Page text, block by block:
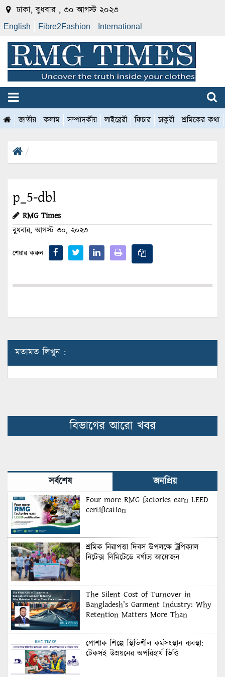
ঢাকা, বুধবার , ৩০ আগস্ট ২০২৩
English Fibre2Fashion International
জাতীয় কলাম সম্পাদকীয় লাইব্রেরী ফিচার চাকুরী শ্রমিকের কথা
p_5-dbl
RMG Times
বুধবার, আগস্ট ৩০, ২০২৩
শেয়ার করুন
মতামত লিখুন :
বিভাগের আরো খবর
সর্বশেষ জনপ্রিয়
Four more RMG factories earn LEED
certification
শ্রমিক নিরাপত্তা দিবস উপলক্ষে ট্রপিক্যাল
নিটেক্স লিমিটেডে বর্ণাঢ্য আয়োজন
The Silent Cost of Turnover in
Bangladesh’s Garment Industry: Why
Retention Matters More Than
পোশাক শিল্পে স্থিতিশীল কর্মসংস্থান ব্যবস্থা:
টেকসই উন্নয়নের অপরিহার্য ভিত্তি